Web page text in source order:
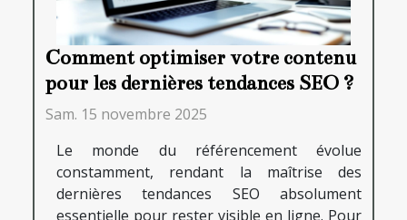
Comment optimiser votre contenu
pour les dernières tendances SEO ?
Sam. 15 novembre 2025
Le monde du référencement évolue
constamment, rendant la maîtrise des
dernières tendances SEO absolument
essentielle pour rester visible en ligne. Pour